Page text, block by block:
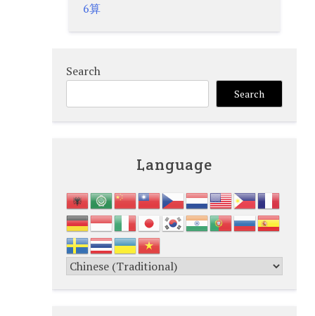
6算
Search
Search
Language